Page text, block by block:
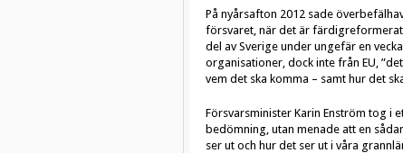
På nyårsafton 2012 sade
försvaret, när det är
del av Sverige under ungefär en
organisationer, dock inte från EU,
vem det ska komma – samt hur det
Försvarsminister Karin Enström tog i
bedömning, utan menade att en
ser ut och hur det ser ut i våra